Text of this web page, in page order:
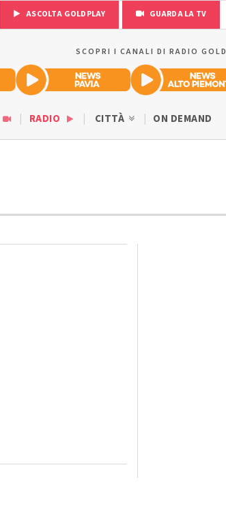
ASCOLTA GOLDPLAY GUARDA LA TV
SCOPRI I CANALI DI RADIO GOLD
RADIO CITTÀ ON DEMAND